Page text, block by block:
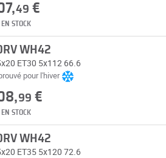
49 €
EN STOCK
WH42
ET30 5x112 66.6
pour l'hiver
99 €
EN STOCK
WH42
ET35 5x120 72.6